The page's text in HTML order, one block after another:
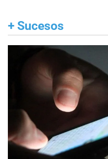
+ Sucesos